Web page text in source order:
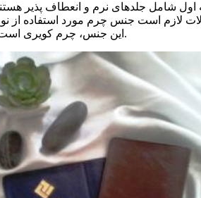
شامل جلدهای نرم و انعطاف پذیر
لازم است جنس چرم مورد استفاده
این جنس، چرم کویری است که با توجه به استحکام بالا میتواند برای تولید یک جلد با کیفیت مورد استفاده قرار گیرد.